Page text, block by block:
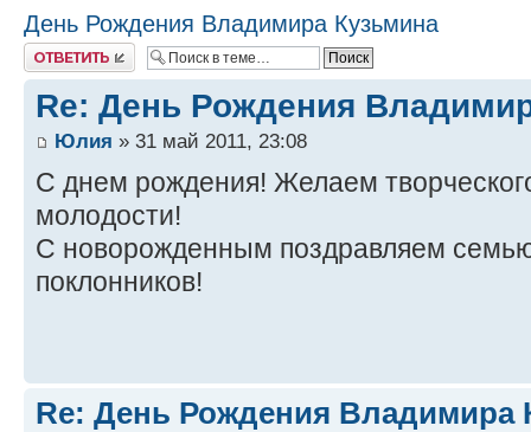
День Рождения Владимира Кузьмина
Ответить
Re: День Рождения
Юлия » 31 май 2011, 23:08
С днем рождения! Желаем
молодости!
С новорожденным поздравляем
поклонников!
Re: День Рождения Владимира